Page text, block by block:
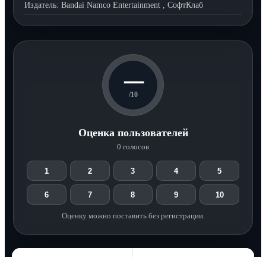
Издатель: Bandai Namco Entertainment , СофтКлаб
—
/10
Оценка пользователей
0 голосов
1 2 3 4 5
6 7 8 9 10
Оценку можно поставить без регистрации.